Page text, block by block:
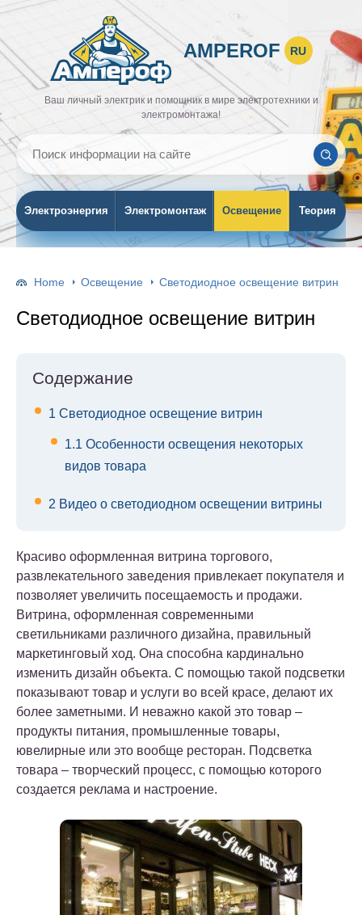
AMPEROF RU
Ваш личный электрик и помощник в мире электротехники и
электромонтажа!
Электроэнергия Электромонтаж Освещение Теория
Home Освещение Светодиодное освещение витрин
Светодиодное освещение витрин
Содержание
1 Светодиодное освещение витрин
1.1 Особенности освещения некоторых
видов товара
2 Видео о светодиодном освещении витрины
Красиво оформленная витрина торгового,
развлекательного заведения привлекает покупателя и
позволяет увеличить посещаемость и продажи.
Витрина, оформленная современными
светильниками различного дизайна, правильный
маркетинговый ход. Она способна кардинально
изменить дизайн объекта. С помощью такой подсветки
показывают товар и услуги во всей красе, делают их
более заметными. И неважно какой это товар –
продукты питания, промышленные товары,
ювелирные или это вообще ресторан. Подсветка
товара – творческий процесс, с помощью которого
создается реклама и настроение.